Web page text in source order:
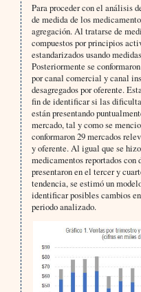
Para proceder con el análisis
de medida de los
agregación. Al tratarse de
compuestos por principios
estandarizados usando
Posteriormente se
por canal comercial y canal
desagregados por oferente.
fin de identificar si las
están presentando
mercado, tal y como se
conformaron 29 mercados
y oferente. Al igual que se
medicamentos reportados
presentaron en el tercer y
tendencia, se estimó un
identificar posibles cambios
periodo analizado.